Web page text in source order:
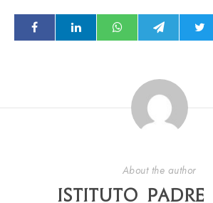
About the author
Istituto Padre